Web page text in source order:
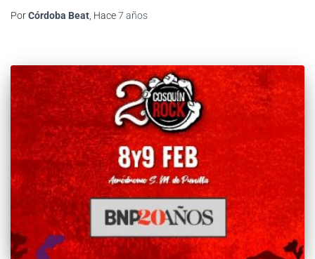
PorCórdoba Beat , Hace7 años